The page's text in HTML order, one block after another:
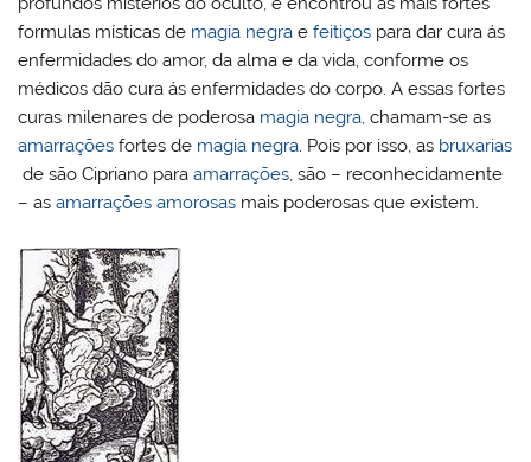
formulas místicas de magia negra efeitiços para dar cura ás
enfermidades do amor, da alma e da vida, conforme os
médicos dão cura ás enfermidades do corpo. A essas fortes
curas milenares de poderosa magia negra , chamam-se as
amarrações fortes de magia negra . Pois por isso, as bruxarias
de são Cipriano paraamarrações , são – reconhecidamente
– asamarrações amorosas mais poderosas que existem.